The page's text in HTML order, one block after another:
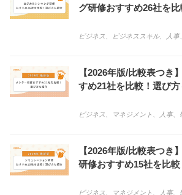
グ研修おすすめ26社を
ビジネス ビジネススキル、 人事、
【2026年版/比較表つき
すめ21社を比較！選び
ビジネス マネジメント 人事、
【2026年版/比較表つき
研修おすすめ15社を比
ビジネス マネジメント 人事、